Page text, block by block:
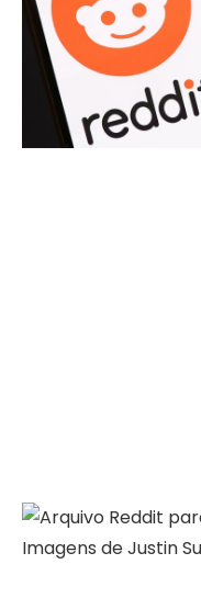
Imagens de Justin